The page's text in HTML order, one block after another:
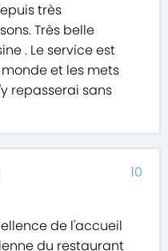
très
Très belle
. Le service est
et les mets
repasserai sans
de l'accueil
du restaurant
10